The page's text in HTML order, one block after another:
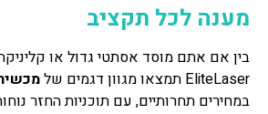
מענה לכל תקציב
בין אם אתם מוסד אסתטי גדול או
EliteLaser תמצאו מגוון דגמים של
במחירים תחרותיים, עם תוכניות החזר